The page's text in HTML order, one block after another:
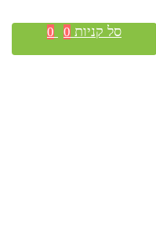
סל קניות 0
0